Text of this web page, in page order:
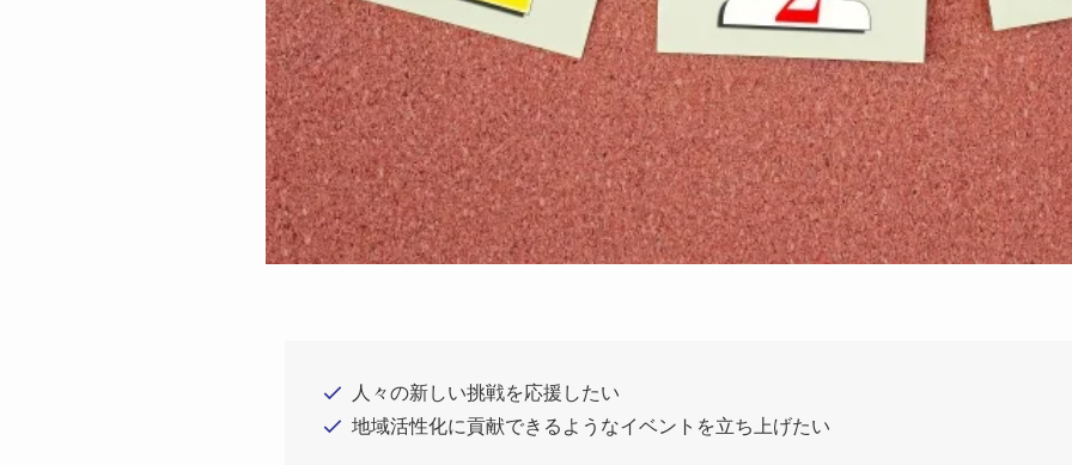
人々の新しい挑戦を応援したい
地域活性化に貢献できるようなイベントを立ち上げたい